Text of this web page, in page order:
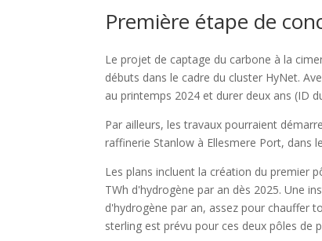
Première étape de
Le projet de captage du carbone à la
débuts dans le cadre du cluster HyNet.
au printemps 2024 et durer deux ans (ID
Par ailleurs, les travaux pourraient
raffinerie Stanlow à Ellesmere Port, dans
Les plans incluent la création du premier
TWh d'hydrogène par an dès 2025. Une
d'hydrogène par an, assez pour chauffer
sterling est prévu pour ces deux pôles de